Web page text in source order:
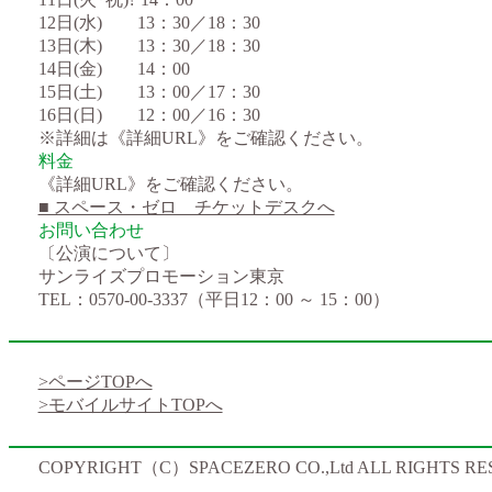
12日(水) 13：30／18：30
13日(木) 13：30／18：30
14日(金) 14：00
15日(土) 13：00／17：30
16日(日) 12：00／16：30
※詳細は《詳細URL》をご確認ください。
料金
《詳細URL》をご確認ください。
■ スペース・ゼロ チケットデスクへ
お問い合わせ
〔公演について〕
サンライズプロモーション東京
TEL：0570-00-3337（平日12：00 ～ 15：00）
>ページTOPへ
>モバイルサイトTOPへ
COPYRIGHT（C）SPACEZERO CO.,Ltd ALL RIGHTS